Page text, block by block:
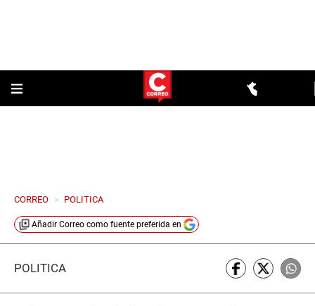
CORREO > POLITICA
Añadir Correo como fuente preferida en
POLÍTICA